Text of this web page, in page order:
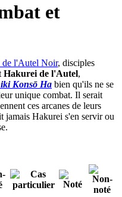
et
de l'Autel Noir, disciples
Hakurei de l'Autel,
Konsō Ha bien qu'ils ne se
unique combat. Il serait
ces arcanes de leurs
jamais Hakurei s'en servir ou